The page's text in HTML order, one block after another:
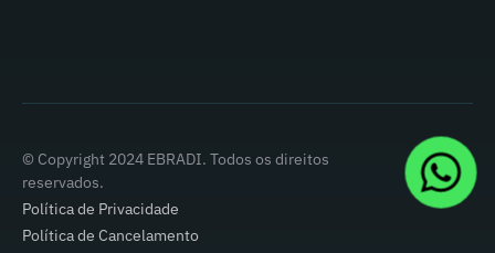
© Copyright 2024 EBRADI. Todos os direitos
reservados.
Política de Privacidade
Política de Cancelamento